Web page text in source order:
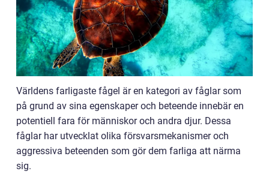
Världens farligaste fågel är en kategori av fåglar som
på grund av sina egenskaper och beteende innebär en
potentiell fara för människor och andra djur. Dessa
fåglar har utvecklat olika försvarsmekanismer och
aggressiva beteenden som gör dem farliga att närma
sig.